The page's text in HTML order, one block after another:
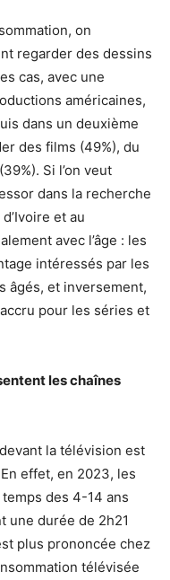
on
regarder des dessins
cas, avec une
américaines,
dans un deuxième
des films (49%), du
Si l’on veut
dans la recherche
et au
avec l’âge : les
intéressés par les
âgés, et inversement,
pour les séries et
les chaînes
la télévision est
effet, en 2023, les
des 4-14 ans
une durée de 2h21
plus prononcée chez
télévisée